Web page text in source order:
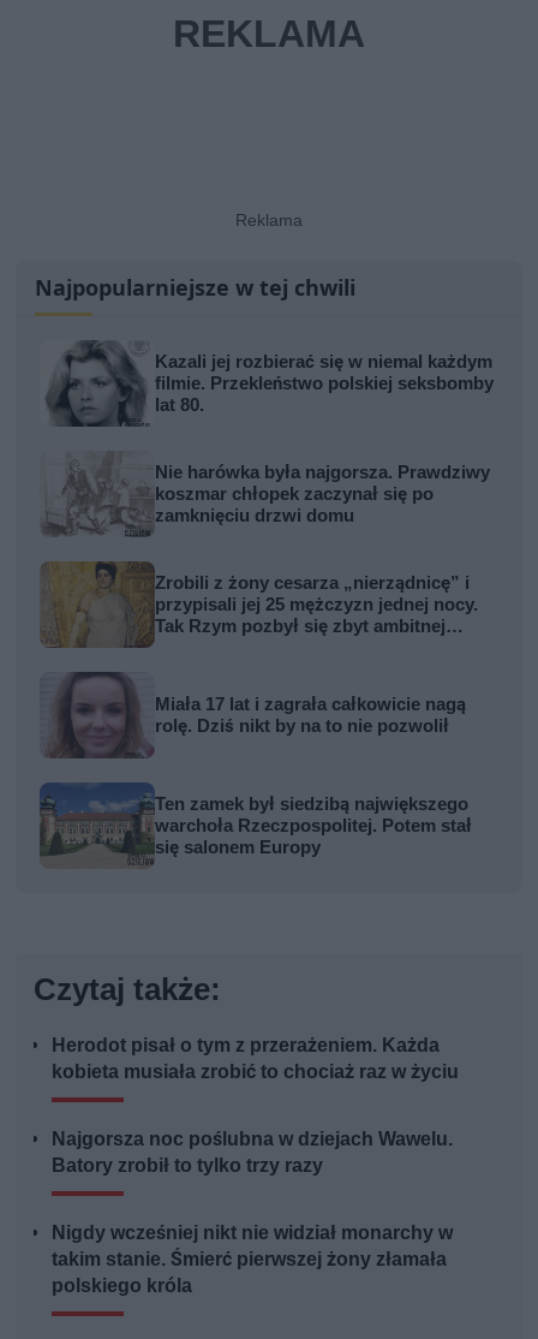
Najpopularniejsze w tej chwili
Kazali jej rozbierać się w niemal każdym
filmie. Przekleństwo polskiej seksbomby
lat 80.
Nie harówka była najgorsza. Prawdziwy
koszmar chłopek zaczynał się po
zamknięciu drzwi domu
Zrobili z żony cesarza „nierządnicę” i
przypisali jej 25 mężczyzn jednej nocy.
Tak Rzym pozbył się zbyt ambitnej
Miała 17 lat i zagrała całkowicie nagą
rolę. Dziś nikt by na to nie pozwolił
Ten zamek był siedzibą największego
warchoła Rzeczpospolitej. Potem stał
się salonem Europy
Czytaj także:
Herodot pisał o tym z przerażeniem. Każda
kobieta musiała zrobić to chociaż raz w życiu
Najgorsza noc poślubna w dziejach Wawelu.
Batory zrobił to tylko trzy razy
Nigdy wcześniej nikt nie widział monarchy w
takim stanie. Śmierć pierwszej żony złamała
polskiego króla